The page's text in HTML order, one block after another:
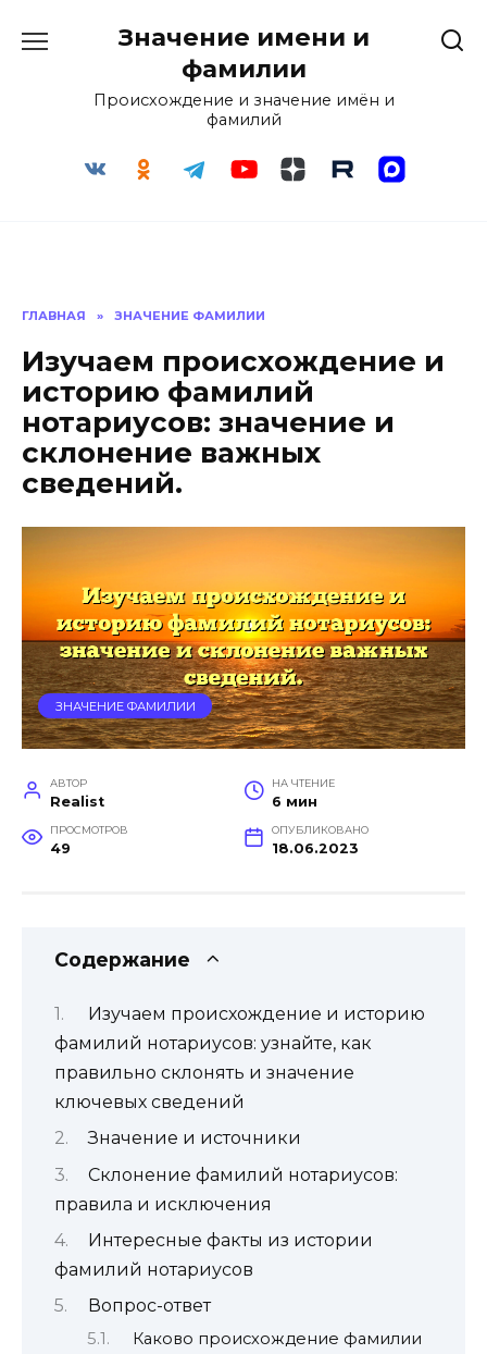
Значение имени и
фамилии
Происхождение и значение имён и
фамилий
ГЛАВНАЯ » ЗНАЧЕНИЕ ФАМИЛИИ
Изучаем происхождение и
историю фамилий
нотариусов: значение и
склонение важных
сведений.
ЗНАЧЕНИЕ ФАМИЛИИ
АВТОР
Realist
НА ЧТЕНИЕ
6 мин
ПРОСМОТРОВ
49
ОПУБЛИКОВАНО
18.06.2023
Содержание
Изучаем происхождение и историю
фамилий нотариусов: узнайте, как
правильно склонять и значение
ключевых сведений
Значение и источники
Склонение фамилий нотариусов:
правила и исключения
Интересные факты из истории
фамилий нотариусов
Вопрос-ответ
Каково происхождение фамилии